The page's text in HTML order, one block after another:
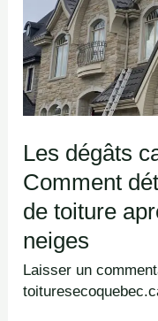
Les dégâts
Comment
de toiture
neiges
Laisser un
l’hiver
:
Comment
les
problèmes
de
toiture
après
la